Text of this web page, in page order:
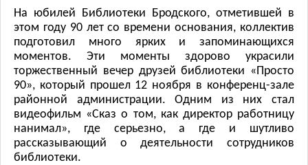
На юбилей Библиотеки Бродского, отметившей в
этом году 90 лет со времени основания, коллектив
подготовил много ярких и запоминающихся
моментов. Эти моменты здорово украсили
торжественный вечер друзей библиотеки «Просто
90», который прошел 12 ноября в конференц-зале
районной администрации. Одним из них стал
видеофильм «Сказ о том, как директор работницу
нанимал», где серьезно, а где и шутливо
рассказывающий о деятельности сотрудников
библиотеки.